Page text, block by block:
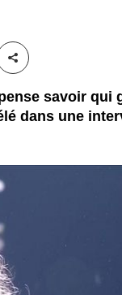
Partager cet article
savoir qui
dans une